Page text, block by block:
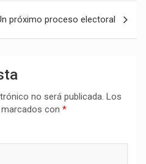
próximo proceso electoral
no será publicada. Los
con *